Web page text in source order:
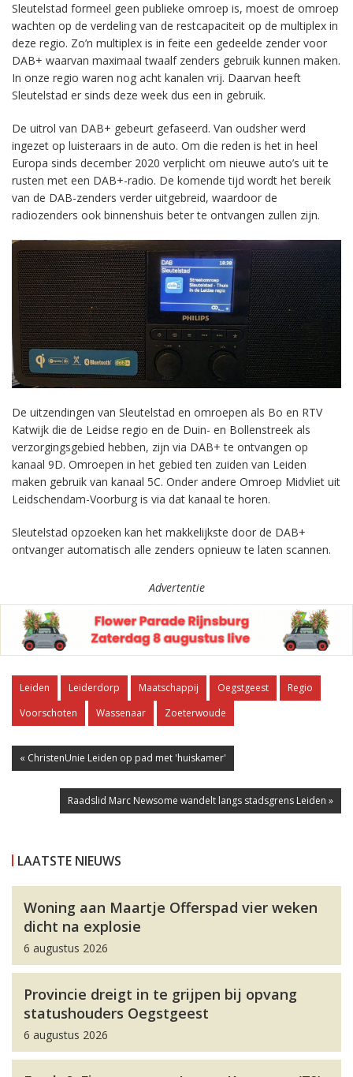
Sleutelstad formeel geen publieke omroep is, moest de omroep
wachten op de verdeling van de restcapaciteit op de multiplex in
deze regio. Zo’n multiplex is in feite een gedeelde zender voor
DAB+ waarvan maximaal twaalf zenders gebruik kunnen maken.
In onze regio waren nog acht kanalen vrij. Daarvan heeft
Sleutelstad er sinds deze week dus een in gebruik.
De uitrol van DAB+ gebeurt gefaseerd. Van oudsher werd
ingezet op luisteraars in de auto. Om die reden is het in heel
Europa sinds december 2020 verplicht om nieuwe auto’s uit te
rusten met een DAB+-radio. De komende tijd wordt het bereik
van de DAB-zenders verder uitgebreid, waardoor de
radiozenders ook binnenshuis beter te ontvangen zullen zijn.
De uitzendingen van Sleutelstad en omroepen als Bo en RTV
Katwijk die de Leidse regio en de Duin- en Bollenstreek als
verzorgingsgebied hebben, zijn via DAB+ te ontvangen op
kanaal 9D. Omroepen in het gebied ten zuiden van Leiden
maken gebruik van kanaal 5C. Onder andere Omroep Midvliet uit
Leidschendam-Voorburg is via dat kanaal te horen.
Sleutelstad opzoeken kan het makkelijkste door de DAB+
ontvanger automatisch alle zenders opnieuw te laten scannen.
Advertentie
Leiden Leiderdorp Maatschappij Oegstgeest
Regio
Voorschoten
Wassenaar Zoeterwoude
« ChristenUnie Leiden op pad met 'huiskamer'
Raadslid Marc Newsome wandelt langs stadsgrens Leiden »
LAATSTE NIEUWS
Woning aan Maartje Offerspad vier weken
dicht na explosie
6 augustus 2026
Provincie dreigt in te grijpen bij opvang
statushouders Oegstgeest
6 augustus 2026